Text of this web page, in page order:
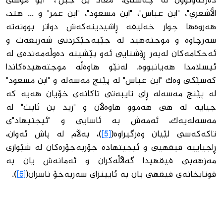
الأشعري"، "ابن عباس"، "ابن مسعود"، "ابن عمر" و ... هتد،
هەروەها چوار خەلیفە ڕاشیدینەكەش دواتر بوونەتە
سەرچاوە و موجتەهید لە جێبەجێكردنی شەریعەت و
ئەحكامەكان لەبەر ڕۆشنایی ئەو پێشینە دەوڵەمەندەی لە
ئیسلامدا هەیانبووە. لەنێو هاوەڵە موجتەهیدەكاندا
كەسێكی وەك "ابن عباس" لە پێنج مەسەلە و "ابن مسعود"
لە پێنج مەسەلە ڕای تایبەتی تاكانەی خۆیان هەیە كە
جیایە لە هی هەموو هاوەڵان و "زید بن ثابت" لە
مەسەلەیەك، ئەمەش بە ئاسایی و "ئیجتیهاد"ی
تاكەكەسی لێیان وەرگیراوە([5] )، بەڵام لە پاش ئەوان،
ڕاجیاییە فیقهیی و ئیجیتهادە جۆربەجۆرەكان لە شێوازی
مەزهەبی فیقهیدا گەڵاڵەكران و ئەمانەش یان بە
قوتابخانەی فیقهی یان بە ئایینزای سەربەخۆ ناسران([6]
).